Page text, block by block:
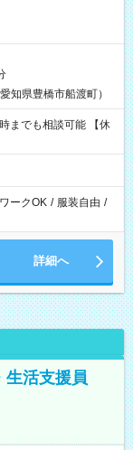
知県豊橋市船渡町）
ークOK / 服装自由 /
詳細へ
生活支援員